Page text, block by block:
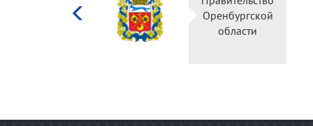
культуры
Российской
федерации